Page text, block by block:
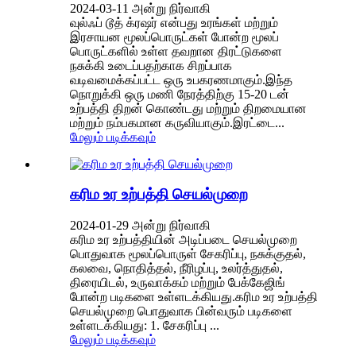
2024-03-11 அன்று நிர்வாகி
வுல்ஃப் டூத் க்ரஷர் என்பது உரங்கள் மற்றும்
இரசாயன மூலப்பொருட்கள் போன்ற மூலப்
பொருட்களில் உள்ள தவறான திரட்டுகளை
நசுக்கி உடைப்பதற்காக சிறப்பாக
வடிவமைக்கப்பட்ட ஒரு உபகரணமாகும்.இந்த
நொறுக்கி ஒரு மணி நேரத்திற்கு 15-20 டன்
உற்பத்தி திறன் கொண்டது மற்றும் திறமையான
மற்றும் நம்பகமான கருவியாகும்.இரட்டை...
மேலும் படிக்கவும்
கரிம உர உற்பத்தி செயல்முறை
2024-01-29 அன்று நிர்வாகி
கரிம உர உற்பத்தியின் அடிப்படை செயல்முறை
பொதுவாக மூலப்பொருள் சேகரிப்பு, நசுக்குதல்,
கலவை, நொதித்தல், நீரிழப்பு, உலர்த்துதல்,
திரையிடல், உருவாக்கம் மற்றும் பேக்கேஜிங்
போன்ற படிகளை உள்ளடக்கியது.கரிம உர உற்பத்தி
செயல்முறை பொதுவாக பின்வரும் படிகளை
உள்ளடக்கியது: 1. சேகரிப்பு ...
மேலும் படிக்கவும்